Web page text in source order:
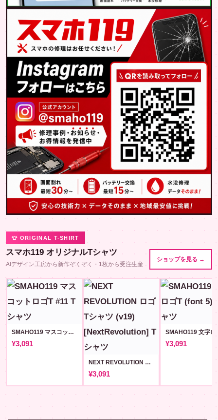
👕 ORIGINAL T-SHIRT
スマホ119 オリジナルTシャツ
AIデザイン工房から新作ぞくぞく・1枚から受注生産
ショップを見る →
SMAHO119 マスコットロゴT #11
¥3,091
NEXT REVOLUTION ロゴ Tシャツ (v19) [NextRevolution]
¥3,091
¥3,091